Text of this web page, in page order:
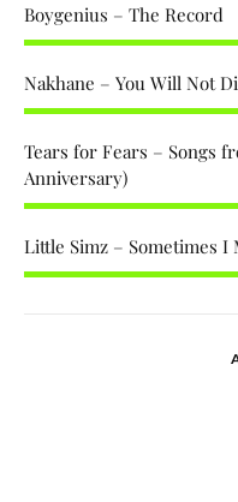
Boygenius – The Record
Nakhane – You Will Not
Tears for Fears – Songs
Anniversary)
Little Simz – Sometimes